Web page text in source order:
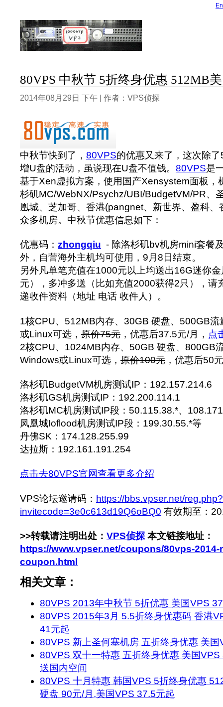
80VPS 中秋节 5折终身优惠 512MB
2014年08月29日 下午 | 作者：VPS侦探
中秋节快到了， 80VPS的优惠又来了，这次除
增U盘的活动，虽说现在U盘不值钱。 80VPS是
基于Xen虚拟方案，使用国产Xensystem面板，
杉矶MC/WebNX/Psychz/UBI/BudgetVM/PR、
凰城、芝加哥、香港(pangnet、新世界、盈科
众多机房。中秋节优惠信息如下：
优惠码： zhongqiu - 除洛杉矶bv机房mini套餐
外，自营海外主机均可使用，9月8日结束。
另外凡单笔充值在1000元以上均送出16G迷你
元），多冲多送（比如充值2000获得2只），请
递收件资料（地址 电话 收件人）。
1核CPU、512MB内存、30GB 硬盘、500GB
或Linux可选， 原价75元 ，优惠后37.5元/月， 点
2核CPU、1024MB内存、50GB 硬盘、800GB
Windows或Linux可选， 原价100元 ，优惠后50
洛杉矶BudgetVM机房测试IP：192.157.214.6
洛杉矶GS机房测试IP：192.200.114.1
洛杉矶MC机房测试IP段：50.115.38.*、
凤凰城Ioflood机房测试IP段：199.30.55.*等
丹佛SK：174.128.255.99
达拉斯：192.161.191.254
点击去80VPS官网查看更多介绍
VPS论坛邀请码： https://bbs.vpser.net/reg.php?
invitecode=3e0c613d19Q6oBQ0 有效期至：
>>转载请注明出处： VPS侦探 本文链接地址：
https://www.vpser.net/coupons/80vps-
coupon.html
相关文章：
80VPS 2013年中秋节 5折优惠 美国VPS
80VPS 2015年3月 5.5折终身优惠码 香港
41元起
80VPS 新上圣何塞机房 五折终身优惠 美
80VPS 双十一特惠 五折终身优惠 美国
送国内空间
80VPS 十月特惠 韩国VPS 5折终身优惠
硬盘 90元/月,美国VPS 37.5元起